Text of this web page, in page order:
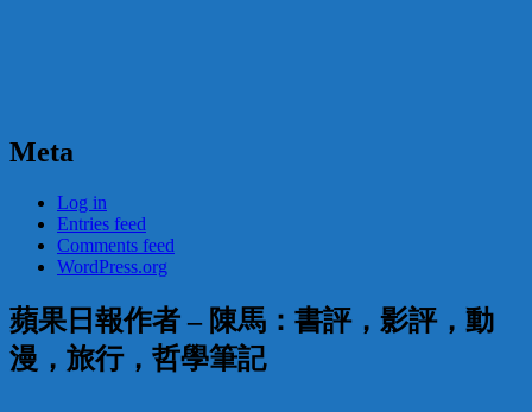
Meta
Log in
Entries feed
Comments feed
WordPress.org
蘋果日報作者 – 陳馬：書評，影評，動
漫，旅行，哲學筆記